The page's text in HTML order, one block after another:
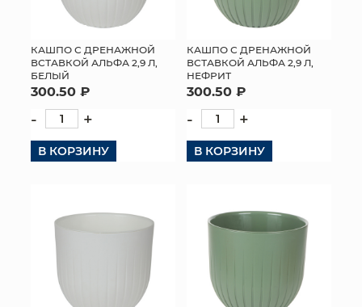
КАШПО С ДРЕНАЖНОЙ
ВСТАВКОЙ АЛЬФА 2,9 Л,
БЕЛЫЙ
300.50 ₽
- +
В КОРЗИНУ
КАШПО С ДРЕНАЖНОЙ
ВСТАВКОЙ АЛЬФА 2,9 Л,
НЕФРИТ
300.50 ₽
- +
В КОРЗИНУ